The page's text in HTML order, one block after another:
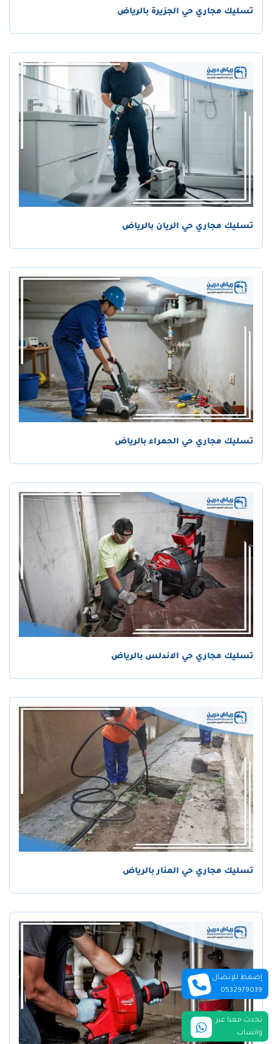
تسليك مجاري حي الجزيرة بالرياض
تسليك مجاري حي الريان بالرياض
تسليك مجاري حي الحمراء بالرياض
تسليك مجاري حي الاندلس بالرياض
تسليك مجاري حي المنار بالرياض
إضغط للإتصال
0532979039
تحدث معنا عبر
واتساب